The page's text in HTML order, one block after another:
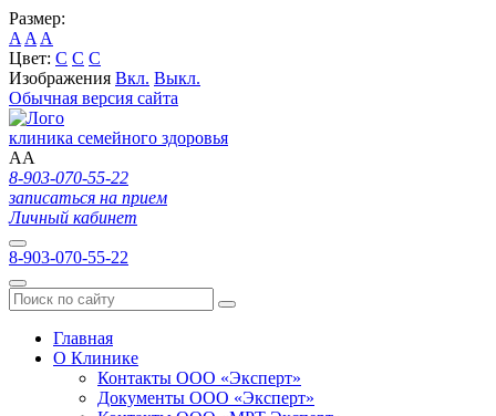
Размер:
A A A
Цвет: C C C
Изображения Вкл. Выкл.
Обычная версия сайта
клиника семейного здоровья
AA
8-903-070-55-22
записаться на прием
Личный кабинет
8-903-070-55-22
Главная
О Клинике
Контакты ООО «Эксперт»
Документы ООО «Эксперт»